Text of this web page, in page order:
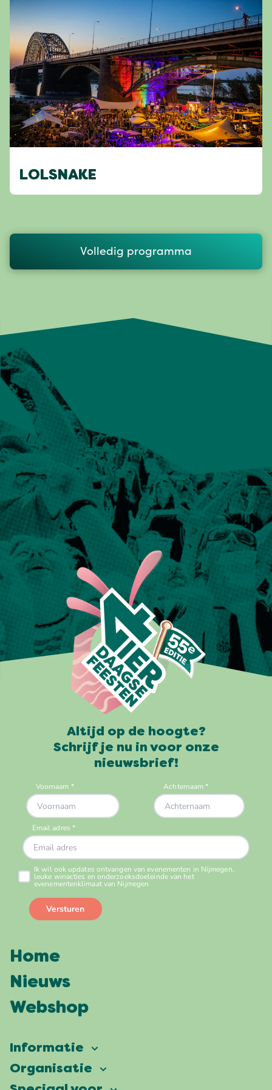
LOLSNAKE
Volledig programma
Altijd op de hoogte?
Schrijf je nu in voor onze
nieuwsbrief!
Home
Nieuws
Webshop
Informatie
Vierdaagsefeesten
Veelgestelde vragen
Organisatie
Onze ambitie